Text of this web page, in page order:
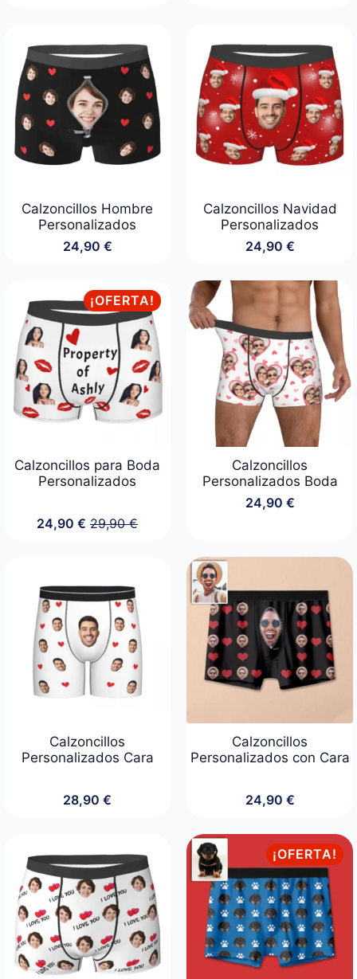
29,90 €.
24,90 €.
Calzoncillos Hombre
Personalizados
24,90 €
Calzoncillos Navidad
Personalizados
24,90 €
¡OFERTA!
Calzoncillos para Boda
Personalizados
29,90€
El
29,90 €.
24,90€ El
24,90 €.
Calzoncillos
Personalizados Boda
24,90 €
Calzoncillos
Personalizados Cara
28,90 €
Calzoncillos
Personalizados con Cara
24,90 €
¡OFERTA!